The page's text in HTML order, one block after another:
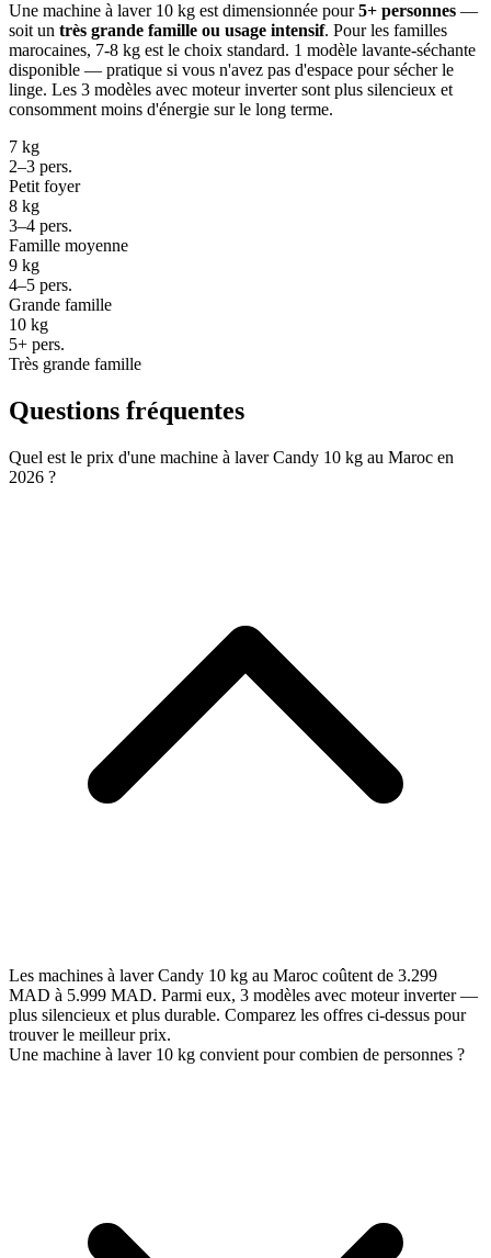
Une machine à laver 10 kg est dimensionnée pour5+ personnes —
soit un très grande famille ou usage intensif. Pour les familles
marocaines, 7-8 kg est le choix standard. 1 modèle lavante-séchante
disponible — pratique si vous n'avez pas d'espace pour sécher le
linge. Les 3 modèles avec moteur inverter sont plus silencieux et
consomment moins d'énergie sur le long terme.
7 kg
2–3 pers.
Petit foyer
8 kg
3–4 pers.
Famille moyenne
9 kg
4–5 pers.
Grande famille
10 kg
5+ pers.
Très grande famille
Questions fréquentes
Quel est le prix d'une machine à laver Candy 10 kg au Maroc en
2026 ?
Les machines à laver Candy 10 kg au Maroc coûtent de 3.299
MAD à 5.999 MAD. Parmi eux, 3 modèles avec moteur inverter —
plus silencieux et plus durable. Comparez les offres ci-dessus pour
trouver le meilleur prix.
Une machine à laver 10 kg convient pour combien de personnes ?